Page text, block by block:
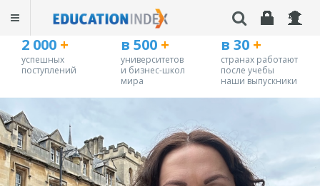
2 000 +
успешных
поступлений
в 500 +
университетов
и бизнес-школ
мира
в 30+
странах работают
после учебы
наши выпускники